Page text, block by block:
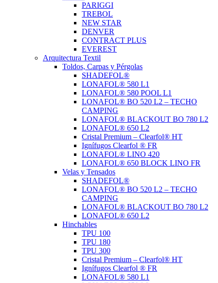
PARIGGI
TREBOL
NEW STAR
DENVER
CONTRACT PLUS
EVEREST
Arquitectura Textil
Toldos, Carpas y Pérgolas
SHADEFOL®
LONAFOL® 580 L1
LONAFOL® 580 POOL L1
LONAFOL® BO 520 L2 – TECHO
CAMPING
LONAFOL® BLACKOUT BO 780 L2
LONAFOL® 650 L2
Cristal Premium – Clearfol® HT
Ignífugos Clearfol ® FR
LONAFOL® LINO 420
LONAFOL® 650 BLOCK LINO FR
Velas y Tensados
SHADEFOL®
LONAFOL® BO 520 L2 – TECHO
CAMPING
LONAFOL® BLACKOUT BO 780 L2
LONAFOL® 650 L2
Hinchables
TPU 100
TPU 180
TPU 300
Cristal Premium – Clearfol® HT
Ignífugos Clearfol ® FR
LONAFOL® 580 L1